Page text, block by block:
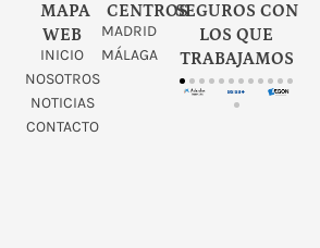
MAPA
WEB
INICIO
NOSOTROS
NOTICIAS
CONTACTO
CENTROS
MADRID
MÁLAGA
SEGUROS CON
LOS QUE
TRABAJAMOS